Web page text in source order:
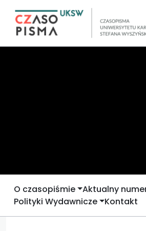
O czasopiśmie Aktualny
Polityki Wydawnicze Kontakt